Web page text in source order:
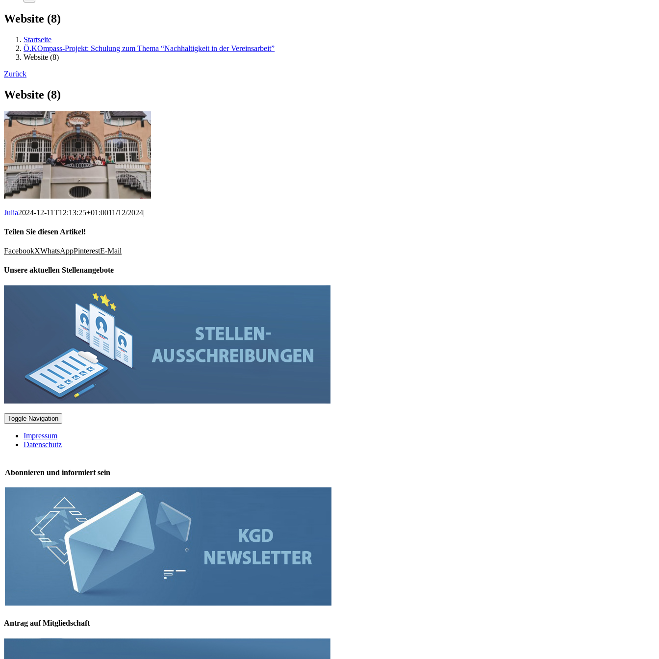
Website (8)
Startseite
Ö.KOmpass-Projekt: Schulung zum Thema “Nachhaltigkeit in der Vereinsarbeit”
Website (8)
Zurück
Website (8)
Julia2024-12-11T12:13:25+01:0011/12/2024|
Teilen Sie diesen Artikel!
FacebookXWhatsAppPinterestE-Mail
Unsere aktuellen Stellenangebote
Toggle Navigation
Impressum
Datenschutz
Abonnieren und informiert sein
Antrag auf Mitgliedschaft